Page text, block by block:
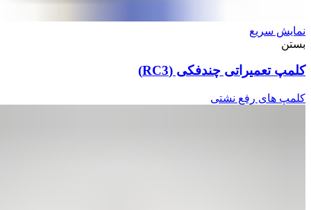
نمایش سریع
بستن
کلمپ تعمیراتی چندفکی (RC3)
کلمپ های رفع نشتی